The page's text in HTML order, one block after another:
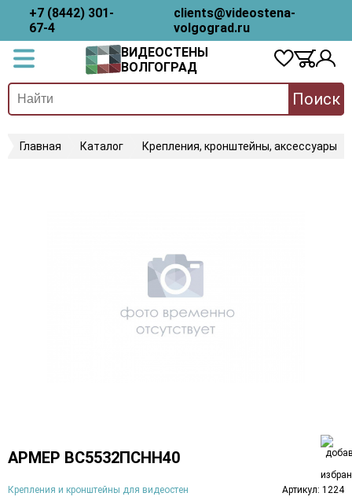
+7 (8442) 301-
67-4
clients@videostena-
volgograd.ru
ВИДЕОСТЕНЫ
ВОЛГОГРАД
Поиск
Главная Каталог Крепления, кронштейны, аксессуары
АРМЕР ВС5532ПСНН40
Крепления и кронштейны для видеостен Артикул: 1224